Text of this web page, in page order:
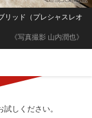
《写真撮影 山内潤也》
リッド（プレシャスレオ
しください。